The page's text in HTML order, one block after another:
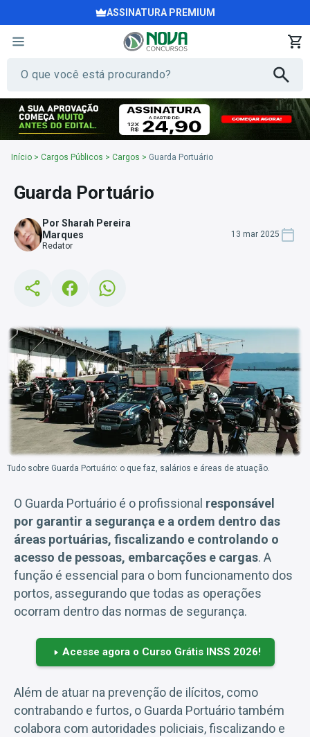
ASSINATURA PREMIUM
Início > Cargos Públicos > Cargos > Guarda Portuário
Guarda Portuário
Por Sharah Pereira
Marques
Redator
13 mar 2025
Tudo sobre Guarda Portuário: o que faz, salários e áreas de atuação.
O Guarda Portuário é o profissional responsável
por garantir a segurança e a ordem dentro das
áreas portuárias, fiscalizando e controlando o
acesso de pessoas, embarcações e cargas. A
função é essencial para o bom funcionamento dos
portos, assegurando que todas as operações
ocorram dentro das normas de segurança.
Acesse agora o Curso Grátis INSS 2026!
Além de atuar na prevenção de ilícitos, como
contrabando e furtos, o Guarda Portuário também
colabora com autoridades policiais, fiscalizando e